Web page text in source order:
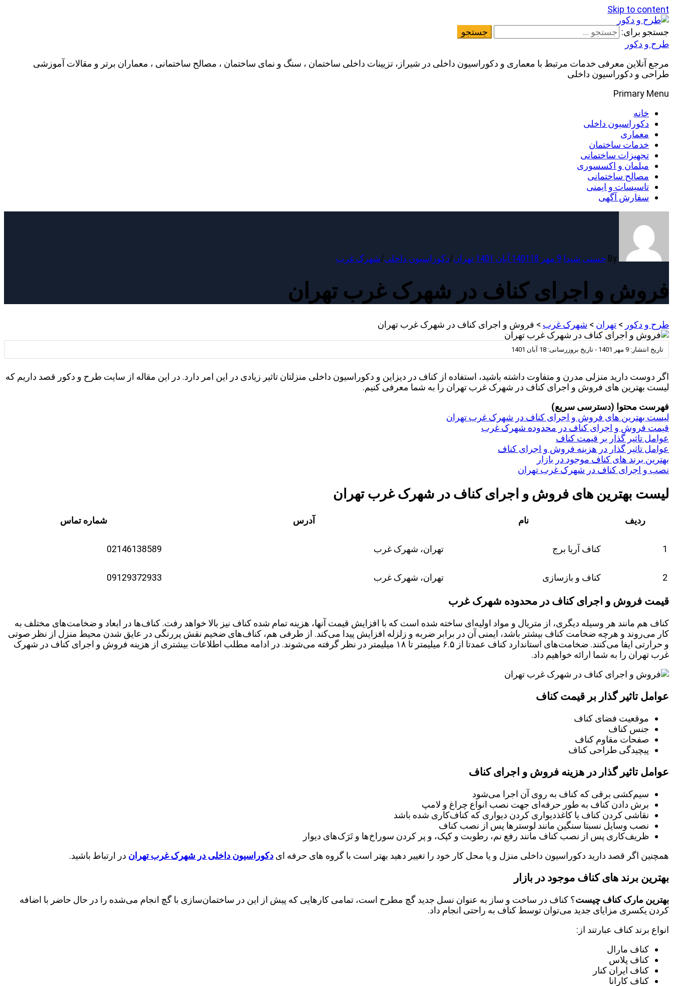
Skip to content
جستجو برای:
طرح و دکور
مرجع آنلاین معرفی خدمات مرتبط با معماری و دکوراسیون داخلی در شیراز، تزیینات داخلی ساختمان ، سنگ و نمای ساختمان ، مصالح ساختمانی ، معماران برتر و مقالات آموزشی
طراحی و دکوراسیون داخلی
Primary Menu
خانه
دکوراسیون داخلی
معماری
خدمات ساختمان
تجهیزات ساختمانی
مبلمان و اکسسوری
مصالح ساختمانی
تاسیسات و ایمنی
سفارش آگهی
حسنی شیدا 9 مهر 1401 18 آبان 1401 تهران/دکوراسیون داخلی/شهرک غرب
فروش و اجرای کناف در شهرک غرب تهران
طرح و دکور > تهران > شهرک غرب > فروش و اجرای کناف در شهرک غرب تهران
تاریخ انتشار: 9 مهر 1401 - تاریخ بروزرسانی: 18 آبان 1401
اگر دوست دارید منزلی مدرن و متفاوت داشته باشید، استفاده از کناف در دیزاین و دکوراسیون داخلی منزلتان تاثیر زیادی در این امر دارد. در این مقاله از سایت طرح و دکور قصد داریم که
لیست بهترین های فروش و اجرای کناف در شهرک غرب تهران را به شما معرفی کنیم.
فهرست محتوا (دسترسی سریع)
لیست بهترین های فروش و اجرای کناف در شهرک غرب تهران
قیمت فروش و اجرای کناف در محدوده شهرک غرب
عوامل تاثیر گذار بر قیمت کناف
عوامل تاثیر گذار در هزینه فروش و اجرای کناف
بهترین برند های کناف موجود در بازار
نصب و اجرای کناف در شهرک غرب تهران
لیست بهترین های فروش و اجرای کناف در شهرک غرب تهران
ردیف نام آدرس شماره تماس
1 کناف آریا برج تهران، شهرک غرب 02146138589
2 کناف و بازسازی تهران، شهرک غرب 09129372933
قیمت فروش و اجرای کناف در محدوده شهرک غرب
کناف هم مانند هر وسیله دیگری، از متریال و مواد اولیه‌ای ساخته شده است که با افزایش قیمت آنها، هزینه تمام شده کناف نیز بالا خواهد رفت. کناف‌ها در ابعاد و ضخامت‌های مختلف به
کار می‌روند و هرچه ضخامت کناف بیشتر باشد، ایمنی آن در برابر ضربه و زلزله افزایش پیدا می‌کند. از طرفی هم، کناف‌های ضخیم نقش پررنگی در عایق شدن محیط منزل از نظر صوتی
و حرارتی ایفا می‌کنند. ضخامت‌های استاندارد کناف عمدتا از ۶.۵ میلیمتر تا ۱۸ میلیمتر در نظر گرفته می‌شوند. در ادامه مطلب اطلاعات بیشتری از هزینه فروش و اجرای کناف در شهرک
غرب تهران را به شما ارائه خواهیم داد.
عوامل تاثیر گذار بر قیمت کناف
موقعیت فضای کناف
جنس کناف
صفحات مقاوم کناف
پیچیدگی طراحی کناف
عوامل تاثیر گذار در هزینه فروش و اجرای کناف
سیم‌کشی برقی که کناف به روی آن اجرا می‌شود
برش دادن کناف به طور حرفه‌ای جهت نصب انواع چراغ و لامپ
نقاشی کردن کناف یا کاغذدیواری کردن دیواری که کناف‌کاری شده باشد
نصب وسایل نسبتا سنگین مانند لوسترها پس از نصب کناف
ظریف‌کاری پس از نصب کناف مانند رفع نم، رطوبت و کپک، و پر کردن سوراخ‌ها و تَرَک‌های دیوار
همچنین اگر قصد دارید دکوراسیون داخلی منزل و یا محل کار خود را تغییر دهید بهتر است با گروه های حرفه ای دکوراسیون داخلی در شهرک غرب تهران در ارتباط باشید.
بهترین برند های کناف موجود در بازار
بهترین مارک کناف چیست؟ کناف در ساخت و ساز به عنوان نسل جدید گچ مطرح است، تمامی کار‌هایی که پیش از این در ساختمان‌سازی با گچ انجام می‌شده را در حال حاضر با اضافه
کردن یکسری مزایای جدید می‌توان توسط کناف به راحتی انجام داد.
انواع برند کناف عبارتند از:
کناف مارال
کناف پلاس
کناف ایران کنار
کناف کارانا